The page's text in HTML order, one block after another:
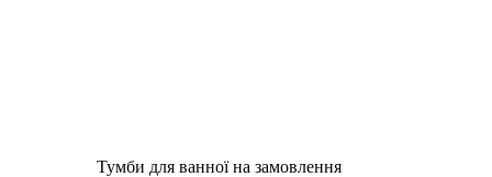
Тумби для ванної на замовлення